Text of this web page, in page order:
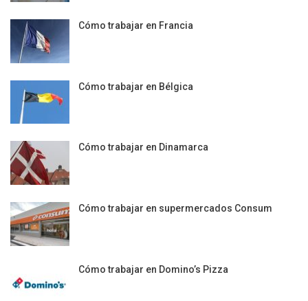
Cómo trabajar en Francia
Cómo trabajar en Bélgica
Cómo trabajar en Dinamarca
Cómo trabajar en supermercados Consum
Cómo trabajar en Domino’s Pizza